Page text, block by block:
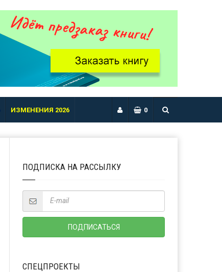
ИЗМЕНЕНИЯ 2026 0
ПОДПИСКА НА РАССЫЛКУ
СПЕЦПРОЕКТЫ